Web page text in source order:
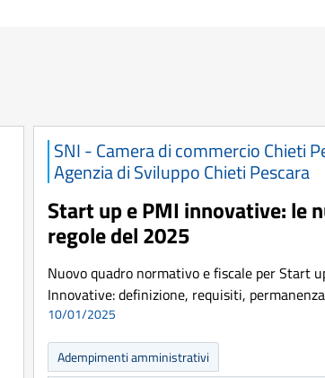
SNI - Camera di commercio Chieti
Agenzia di Sviluppo Chieti Pescara
Start up e PMI innovative: le
regole del 2025
Nuovo quadro normativo e fiscale per Start
Innovative: definizione, requisiti,
10/01/2025
Adempimenti amministrativi